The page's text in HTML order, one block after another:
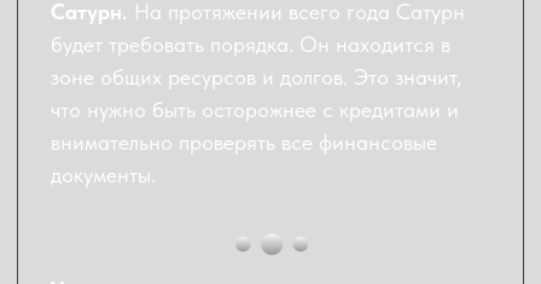
обращать на них внимание в повседневной
жизни.
Число 1 – ваше число-талисман на весь
2026 год. Оно символизирует лидерство и
качества руководителя будут усилены.